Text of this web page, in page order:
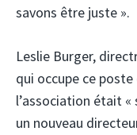
savons être juste ».
Leslie Burger,
qui occupe ce
l’association était
un nouveau